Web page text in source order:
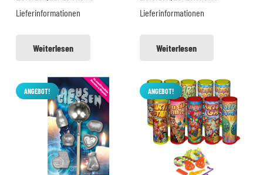
Lieferinformationen
Weiterlesen
Lieferinformationen
Weiterlesen
ANGEBOT! ANGEBOT!